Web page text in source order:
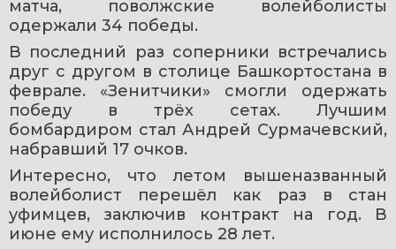
матча, поволжские волейболисты
одержали 34 победы.
В последний раз соперники встречались
друг с другом в столице Башкортостана в
феврале. «Зенитчики» смогли одержать
победу в трёх сетах. Лучшим
бомбардиром стал Андрей Сурмачевский,
набравший 17 очков.
Интересно, что летом вышеназванный
волейболист перешёл как раз в стан
уфимцев, заключив контракт на год. В
июне ему исполнилось 28 лет.